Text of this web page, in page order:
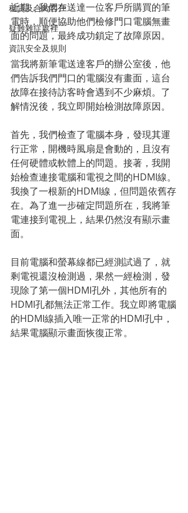
租賃及合約客戶
疑難雜症處裡
資訊安全及規則
近期，我們在送達一位客戶所購買的筆
電時，順便協助他們檢修門口電腦無畫
面的問題，最終成功鎖定了故障原因。
當我將新筆電送達客戶的辦公室後，他
們告訴我們門口的電腦沒有畫面，這台
故障在接待訪客時會遇到不少麻煩。了
解情況後，我立即開始檢測故障原因。
首先，我們檢查了電腦本身，發現其運
行正常，開機時風扇是會動的，且沒有
任何硬體或軟體上的問題。接著，我開
始檢查連接電腦和電視之間的HDMI線。
我換了一根新的HDMI線，但問題依舊存
在。為了進一步確定問題所在，我將筆
電連接到電視上，結果仍然沒有顯示畫
面。
目前電腦和螢幕線都已經測試過了，就
剩電視還沒檢測過，果然一經檢測，發
現除了第一個HDMI孔外，其他所有的
HDMI孔都無法正常工作。我立即將電腦
的HDMI線插入唯一正常的HDMI孔中，
結果電腦顯示畫面恢復正常。